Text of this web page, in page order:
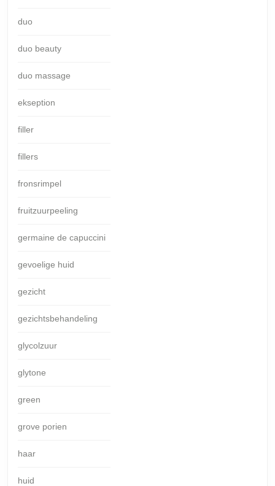
duo
duo beauty
duo massage
ekseption
filler
fillers
fronsrimpel
fruitzuurpeeling
germaine de capuccini
gevoelige huid
gezicht
gezichtsbehandeling
glycolzuur
glytone
green
grove porien
haar
huid